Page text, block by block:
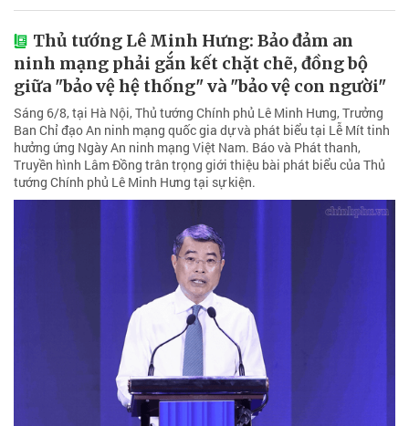
Thủ tướng Lê Minh Hưng: Bảo đảm an
ninh mạng phải gắn kết chặt chẽ, đồng bộ
giữa "bảo vệ hệ thống" và "bảo vệ con người"
Sáng 6/8, tại Hà Nội, Thủ tướng Chính phủ Lê Minh Hưng, Trưởng
Ban Chỉ đạo An ninh mạng quốc gia dự và phát biểu tại Lễ Mít tinh
hưởng ứng Ngày An ninh mạng Việt Nam. Báo và Phát thanh,
Truyền hình Lâm Đồng trân trọng giới thiệu bài phát biểu của Thủ
tướng Chính phủ Lê Minh Hưng tại sự kiện.